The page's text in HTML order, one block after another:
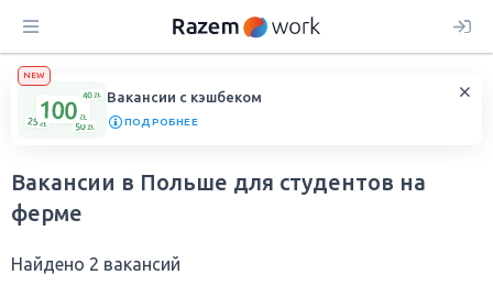
NEW
Вакансии с кэшбеком
ПОДРОБНЕЕ
Вакансии в Польше для студентов на
ферме
Найдено 2 вакансий